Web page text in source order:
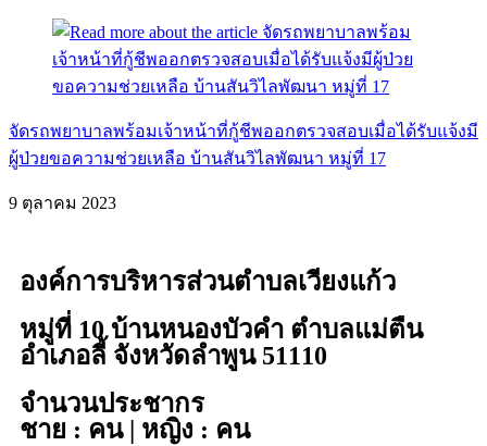
จัดรถพยาบาลพร้อมเจ้าหน้าที่กู้ชีพออกตรวจสอบเมื่อได้รับแจ้งมี
ผู้ป่วยขอความช่วยเหลือ บ้านสันวิไลพัฒนา หมู่ที่ 17
9 ตุลาคม 2023
องค์การบริหารส่วนตำบลเวียงแก้ว
หมู่ที่ 10 บ้านหนองบัวคำ ตำบลแม่ตืน
อำเภอลี้ จังหวัดลำพูน 51110
จำนวนประชากร
ชาย : คน | หญิง : คน